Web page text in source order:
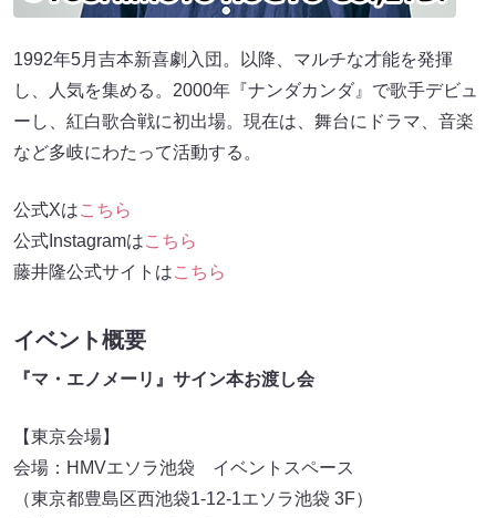
1992年5月吉本新喜劇入団。以降、マルチな才能を発揮
し、人気を集める。2000年『ナンダカンダ』で歌手デビュ
ーし、紅白歌合戦に初出場。現在は、舞台にドラマ、音楽
など多岐にわたって活動する。
公式Xはこちら
公式Instagramはこちら
藤井隆公式サイトはこちら
イベント概要
『マ・エノメーリ』サイン本お渡し会
【東京会場】
会場：HMVエソラ池袋 イベントスペース
（東京都豊島区西池袋1-12-1エソラ池袋 3F）